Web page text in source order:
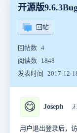
开源版
回帖
回帖数 4
阅读数 1848
发表时间
2017-12-
😋 Joseph
用户退出登录后，